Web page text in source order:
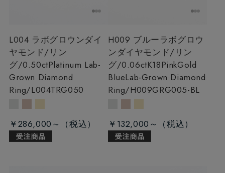
L004 ラボグロウンダイ
ヤモンド/リン
グ/0.50ctPlatinum Lab-
Grown Diamond
Ring/L004TRG050
￥286,000～
H009 ブルーラボグロウ
ンダイヤモンド/リン
グ/0.06ctK18PinkGold
BlueLab-Grown Diamond
Ring/H009GRG005-BL
￥132,000～